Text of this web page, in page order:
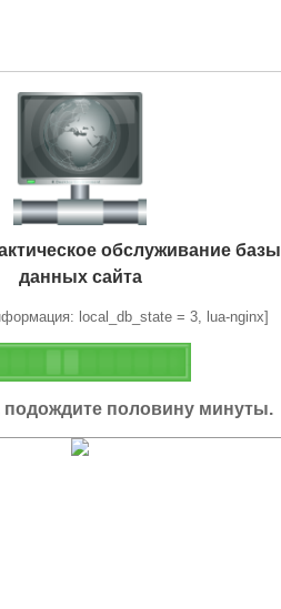
обслуживание базы
данных сайта
local_db_state = 3, lua-nginx]
подождите половину минуты.